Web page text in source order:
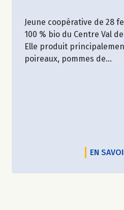
Jeune coopérative de 28
100 % bio du Centre Val
Elle produit
poireaux, pommes de...
EN